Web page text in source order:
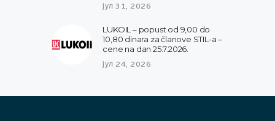
јул 31, 2026
LUKOIL – popust od 9,00 do
10,80 dinara za članove STIL-a –
cene na dan 25.7.2026.
јул 24, 2026